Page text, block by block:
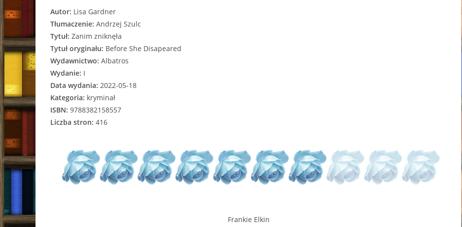
Autor: Lisa Gardner
Tłumaczenie: Andrzej Szulc
Tytuł: Zanim zniknęła
Tytuł oryginału: Before She Disapeared
Wydawnictwo: Albatros
Wydanie: I
Data wydania: 2022-05-18
Kategoria: kryminał
ISBN: 9788382158557
Liczba stron: 416
Frankie Elkin